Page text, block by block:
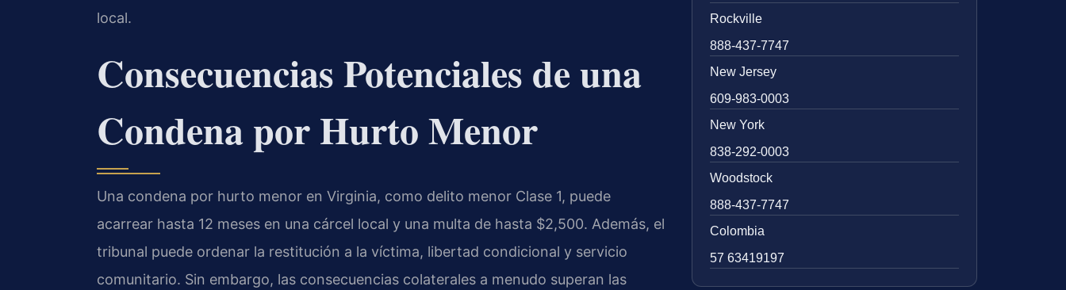
local.
Consecuencias Potenciales de una
Condena por Hurto Menor
Una condena por hurto menor en Virginia, como delito menor Clase 1, puede
acarrear hasta 12 meses en una cárcel local y una multa de hasta $2,500. Además, el
tribunal puede ordenar la restitución a la víctima, libertad condicional y servicio
comunitario. Sin embargo, las consecuencias colaterales a menudo superan las
Rockville
888-437-7747
New Jersey
609-983-0003
New York
838-292-0003
Woodstock
888-437-7747
Colombia
57 63419197